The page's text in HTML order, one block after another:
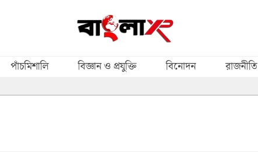
পাঁচমিশালি বিজ্ঞান ও প্রযুক্তি বিনোদন রাজনীতি